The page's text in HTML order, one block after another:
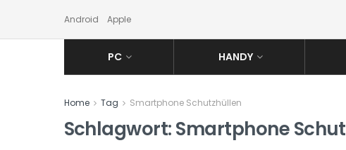
Android Apple
PC HANDY
Home Tag Smartphone Schutzhüllen
Schlagwort:Smartphone